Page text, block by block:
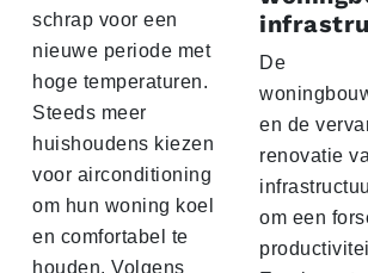
schrap voor een
nieuwe periode met
hoge temperaturen.
Steeds meer
huishoudens kiezen
voor airconditioning
om hun woning koel
en comfortabel te
houden. Volgens
De
en de
renovatie
om een